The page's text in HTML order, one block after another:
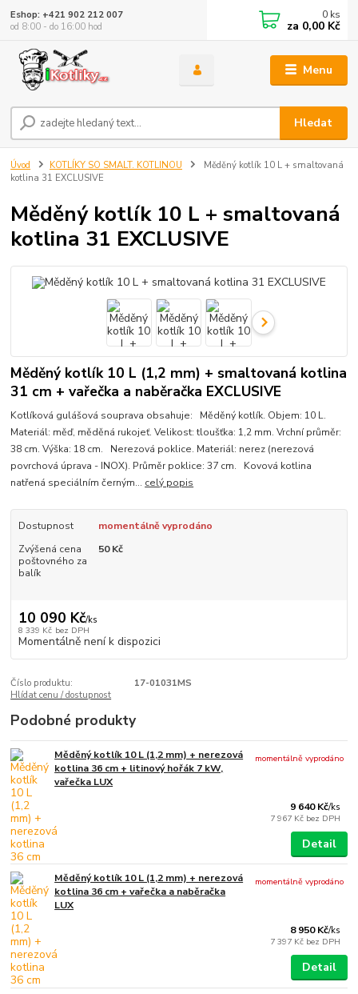
Menu
Hledat
Eshop: +421 902 212 007
od 8:00 - do 16:00 hod
0 ks
za 0,00 Kč
Úvod KOTLÍKY SO SMALT. KOTLINOU
Měděný kotlík 10 L + smaltovaná
kotlina 31 EXCLUSIVE
Měděný kotlík 10 L + smaltovaná
kotlina 31 EXCLUSIVE
Měděný kotlík 10 L (1,2 mm) + smaltovaná kotlina
31 cm + vařečka a naběračka EXCLUSIVE
Kotlíková gulášová souprava obsahuje: Měděný kotlík. Objem: 10 L.
Materiál: měď, měděná rukojeť. Velikost: tloušťka: 1,2 mm. Vrchní průměr:
38 cm. Výška: 18 cm. Nerezová poklice. Materiál: nerez (nerezová
povrchová úprava - INOX). Průměr poklice: 37 cm. Kovová kotlina
natřená speciálním černým... celý popis
Dostupnost
momentálně vyprodáno
Zvýšená cena
poštovného za
balík
50 Kč
10 090 Kč/ks
8 339 Kč bez DPH
Momentálně není k dispozici
Číslo produktu:
17-01031MS
Hlídat cenu / dostupnost
Podobné produkty
Měděný kotlík 10 L (1,2 mm) + nerezová
kotlina 36 cm + litinový hořák 7 kW,
vařečka LUX
9 640 Kč/ks
7 967 Kč bez DPH
momentálně vyprodáno
Detail
Měděný kotlík 10 L (1,2 mm) + nerezová
kotlina 36 cm + vařečka a naběračka
LUX
8 950 Kč/ks
7 397 Kč bez DPH
momentálně vyprodáno
Detail